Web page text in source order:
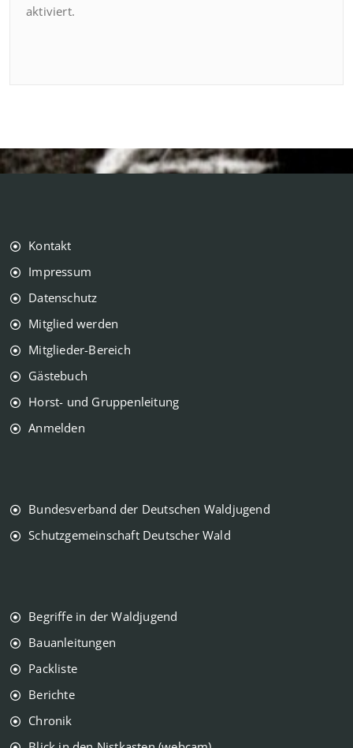
aktiviert.
Kontakt
Impressum
Datenschutz
Mitglied werden
Mitglieder-Bereich
Gästebuch
Horst- und Gruppenleitung
Anmelden
Bundesverband der Deutschen Waldjugend
Schutzgemeinschaft Deutscher Wald
Begriffe in der Waldjugend
Bauanleitungen
Packliste
Berichte
Chronik